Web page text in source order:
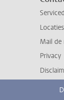
Locaties
Mail de
Privacy